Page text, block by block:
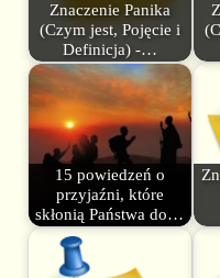
Znaczenie Panika
(Czym jest, Pojęcie i
Definicja) -…
15 powiedzeń o
przyjaźni, które
skłonią Państwa do…